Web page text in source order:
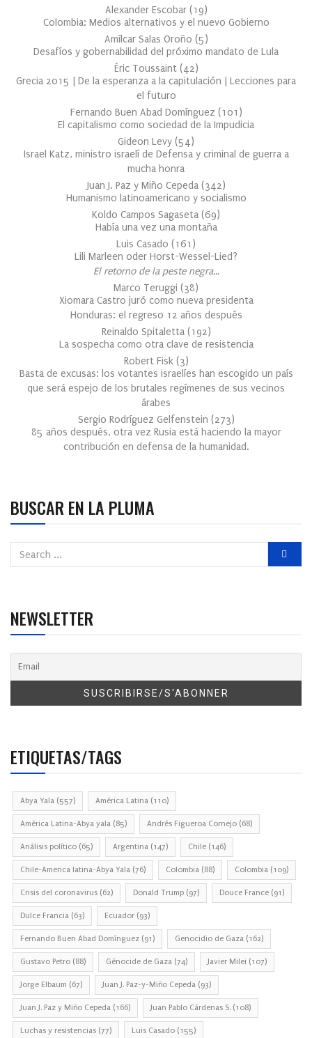
Alexander Escobar (19)
Colombia: Medios alternativos y el nuevo Gobierno
Amílcar Salas Oroño (5)
Desafíos y gobernabilidad del próximo mandato de Lula
Éric Toussaint (42)
Grecia 2015 | De la esperanza a la capitulación | Lecciones para
el futuro
Fernando Buen Abad Domínguez (101 )
El capitalismo como sociedad de la Impudicia
Gideon Levy (54)
Israel Katz, ministro israelí de Defensa y criminal de guerra a
mucha honra
Juan J. Paz y Miño Cepeda (342)
Humanismo latinoamericano y socialismo
Koldo Campos Sagaseta (69)
Había una vez una montaña
Luis Casado (161 )
Lili Marleen oder Horst-Wessel-Lied?
El retorno de la peste negra…
Marco Teruggi (38)
Xiomara Castro juró como nueva presidenta
Honduras: el regreso 12 años después
Reinaldo Spitaletta (192)
La sospecha como otra clave de resistencia
Robert Fisk (3)
Basta de excusas: los votantes israelíes han escogido un país
que será espejo de los brutales regímenes de sus vecinos
árabes
Sergio Rodríguez Gelfenstein (273)
85 años después, otra vez Rusia está haciendo la mayor
contribución en defensa de la humanidad.
BUSCAR EN LA PLUMA
NEWSLETTER
ETIQUETAS/TAGS
Abya Yala (557) América Latina (110)
América Latina-Abya yala (85) Andrés Figueroa Cornejo (68)
Análisis político (65) Argentina (147) Chile (146)
Chile-America latina-Abya Yala (76) Colombia (88) Colombia (109)
Crisis del coronavirus (62) Donald Trump (97) Douce France (91)
Dulce Francia (63) Ecuador (93)
Fernando Buen Abad Domínguez (91) Genocidio de Gaza (162)
Gustavo Petro (88) Génocide de Gaza (74) Javier Milei (107)
Jorge Elbaum (67) Juan J. Paz-y-Miño Cepeda (93)
Juan J. Paz y Miño Cepeda (166) Juan Pablo Cárdenas S. (108)
Luchas y resistencias (77) Luis Casado (155)